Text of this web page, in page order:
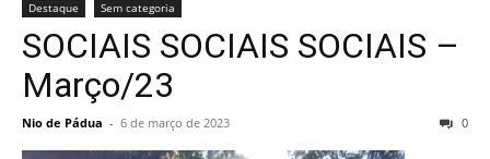
Destaque Sem categoria
SOCIAIS SOCIAIS SOCIAIS –
Março/23
Nio de Pádua - 6 de março de 2023 0